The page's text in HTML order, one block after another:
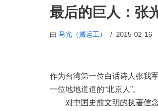
最后的巨人：张
由 马光（搬运工） 2015-02-16
作为台湾第一位白话诗人张我
一位地地道道的“北京人”。
对中国史前文明的执著信